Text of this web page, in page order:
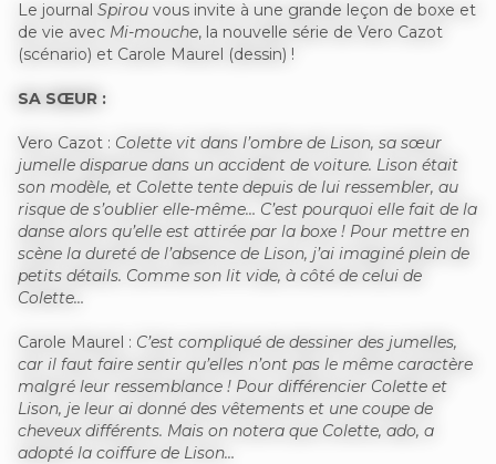
Le journal Spirou vous invite à une grande leçon de boxe et
de vie avec Mi-mouche, la nouvelle série de Vero Cazot
(scénario) et Carole Maurel (dessin) !
SA SŒUR :
Vero Cazot : Colette vit dans l’ombre de Lison, sa sœur
jumelle disparue dans un accident de voiture. Lison était
son modèle, et Colette tente depuis de lui ressembler, au
risque de s’oublier elle-même… C’est pourquoi elle fait de la
danse alors qu’elle est attirée par la boxe ! Pour mettre en
scène la dureté de l’absence de Lison, j’ai imaginé plein de
petits détails. Comme son lit vide, à côté de celui de
Colette…
Carole Maurel : C’est compliqué de dessiner des jumelles,
car il faut faire sentir qu’elles n’ont pas le même caractère
malgré leur ressemblance ! Pour différencier Colette et
Lison, je leur ai donné des vêtements et une coupe de
cheveux différents. Mais on notera que Colette, ado, a
adopté la coiffure de Lison…